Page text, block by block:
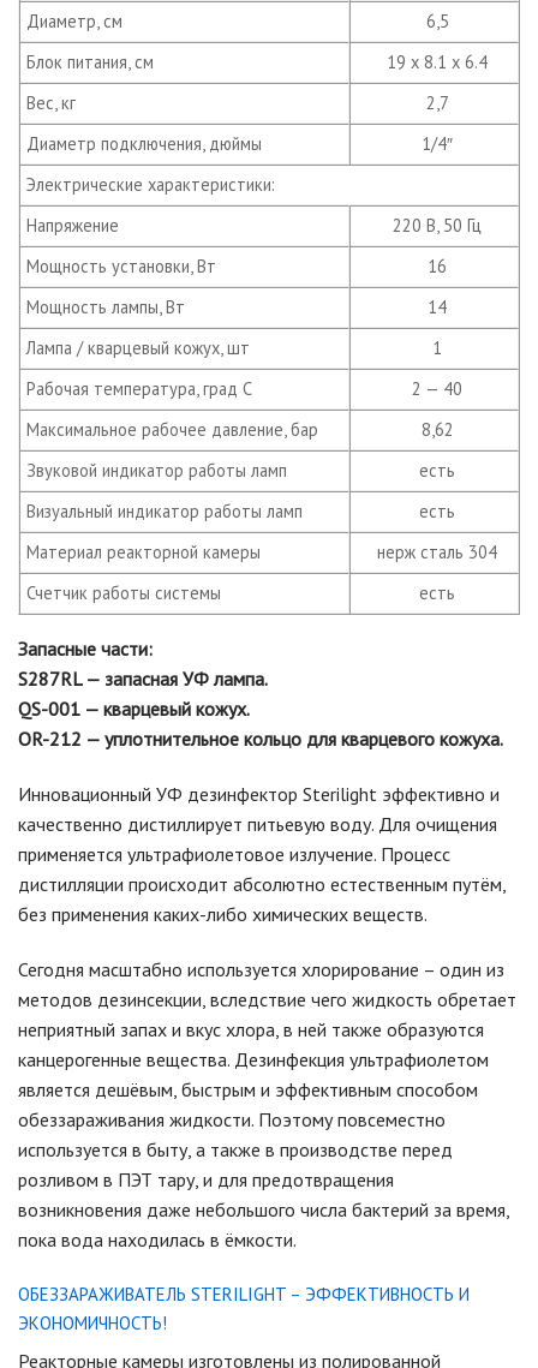
Диаметр, см
6,5
Блок питания, см
19 x 8.1 x 6.4
Вес, кг
2,7
Диаметр подключения, дюймы
1/4″
Электрические характеристики:
Напряжение
220 В, 50 Гц
Мощность установки, Вт
16
Мощность лампы, Вт
14
Лампа / кварцевый кожух, шт
1
Рабочая температура, град С
2 — 40
Максимальное рабочее давление, бар
8,62
Звуковой индикатор работы ламп
есть
Визуальный индикатор работы ламп
есть
Материал реакторной камеры
нерж сталь 304
Счетчик работы системы
есть
Запасные части:
S287RL — запасная УФ лампа.
QS-001 — кварцевый кожух.
OR-212 — уплотнительное кольцо для кварцевого кожуха.
Инновационный УФ дезинфектор Sterilight эффективно и
качественно дистиллирует питьевую воду. Для очищения
применяется ультрафиолетовое излучение. Процесс
дистилляции происходит абсолютно естественным путём,
без применения каких-либо химических веществ.
Сегодня масштабно используется хлорирование – один из
методов дезинсекции, вследствие чего жидкость обретает
неприятный запах и вкус хлора, в ней также образуются
канцерогенные вещества. Дезинфекция ультрафиолетом
является дешёвым, быстрым и эффективным способом
обеззараживания жидкости. Поэтому повсеместно
используется в быту, а также в производстве перед
розливом в ПЭТ тару, и для предотвращения
возникновения даже небольшого числа бактерий за время,
пока вода находилась в ёмкости.
ОБЕЗЗАРАЖИВАТЕЛЬ STERILIGHT – ЭФФЕКТИВНОСТЬ И
ЭКОНОМИЧНОСТЬ!
Реакторные камеры изготовлены из полированной